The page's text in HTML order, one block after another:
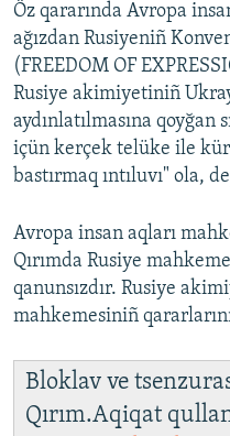
Öz qararında Avropa
ağızdan Rusiyeniñ
(FREEDOM OF
Rusiye akimiyetiniñ
aydınlatılmasına
içün kerçek telüke ile
bastırmaq ıntıluvı" ola,
Avropa insan aqları
Qırımda Rusiye
qanunsızdır. Rusiye
mahkemesiniñ
Bloklav ve
Qırım.Aqiqat